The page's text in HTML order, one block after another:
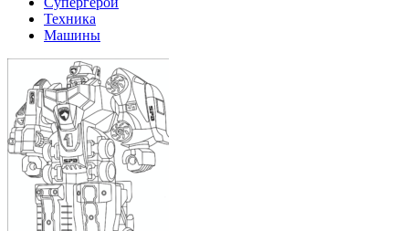
Техника
Машины